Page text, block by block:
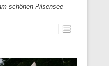
schönen Pilsensee